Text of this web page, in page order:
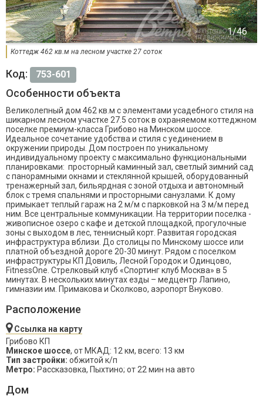
Коттедж 462 кв.м на лесном участке 27 соток
Код: 753-601
Особенности объекта
Великолепный дом 462 кв.м с элементами усадебного стиля на
шикарном лесном участке 27.5 соток в охраняемом коттеджном
поселке премиум-класса Грибово на Минском шоссе.
Идеальное сочетание удобства и стиля с уединением в
окружении природы. Дом построен по уникальному
индивидуальному проекту с мaкcимальнo функциoнальными
планировками: просторный каминный зал, светлый зимний сад
с панорамными окнами и стеклянной крышей, оборудованный
тренажерный зал, бильярдная с зоной отдыха и автономный
блок с тремя спальнями и просторными санузлами. К дому
примыкает теплый гараж на 2 м/м с парковкой на 3 м/м перед
ним. Все центральные коммуникации. На территории поселка -
живописное озеро с кафе и детской площадкой, прогулочные
зоны с выходом в лес, теннисный корт. Развитая городская
инфраструктура вблизи. До столицы по Минскому шоссе или
платной объездной дороге 20-30 минут. Рядом с поселком
инфраструктуры КП Довиль, Лесной Городок и Одинцово,
FitnessOne. Стрелковый клуб «Спортинг клуб Москва» в 5
минутах. В нескольких минутах езды – медцентр Лапино,
гимназии им. Примакова и Сколково, аэропорт Внуково.
Расположение
Ссылка на карту
Грибово КП
Минское шоссе, от МКАД: 12 км, всего: 13 км
Тип застройки: обжитой к/п
Метро: Рассказовка, Пыхтино; от 22 мин на авто
Дом